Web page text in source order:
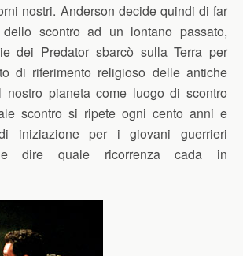
nostri. Anderson decide quindi di far
scontro ad un lontano passato,
dei Predator sbarcò sulla Terra per
di riferimento religioso delle antiche
nostro pianeta come luogo di scontro
scontro si ripete ogni cento anni e
iniziazione per i giovani guerrieri
dire quale ricorrenza cada in